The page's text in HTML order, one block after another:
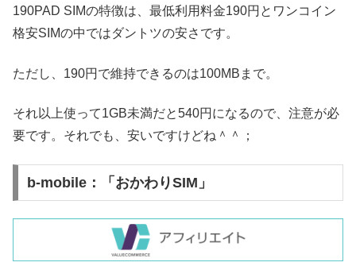
190PAD SIMの特徴は、最低利用料金190円とワンコイン
格安SIMの中ではダントツの安さです。
ただし、190円で維持できるのは100MBまで。
それ以上使って1GB未満だと540円になるので、注意が必
要です。それでも、安いですけどね＾＾；
b-mobile：「おかわりSIM」